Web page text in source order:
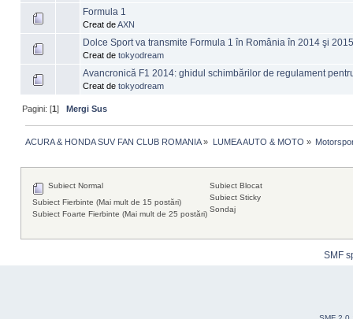
Formula 1
Creat deAXN
Dolce Sport va transmite Formula 1 în România în 2014 şi 2015
Creat de tokyodream
Avancronică F1 2014: ghidul schimbărilor de regulament
Creat de tokyodream
Pagini: [1]Mergi Sus
ACURA & HONDA SUV FAN CLUB ROMANIA» LUMEA AUTO & MOTO »
Subiect Normal
Subiect Fierbinte (Mai mult de 15 postări)
Subiect Foarte Fierbinte (Mai mult de 25 postări)
Subiect Blocat
Subiect Sticky
Sondaj
SMF